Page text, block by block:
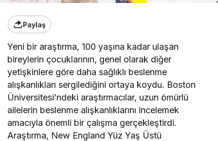
Paylaş
Yeni bir araştırma, 100 yaşına kadar ulaşan
bireylerin çocuklarının, genel olarak diğer
yetişkinlere göre daha sağlıklı beslenme
alışkanlıkları sergilediğini ortaya koydu. Boston
Üniversitesi’ndeki araştırmacılar, uzun ömürlü
ailelerin beslenme alışkanlıklarını incelemek
amacıyla önemli bir çalışma gerçekleştirdi.
Araştırma, New England Yüz Yaş Üstü